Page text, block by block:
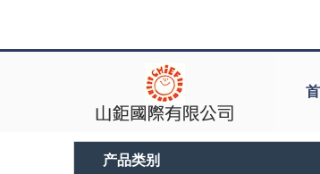
产品类别